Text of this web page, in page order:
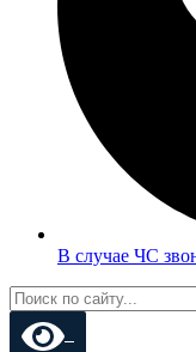
В случае ЧС